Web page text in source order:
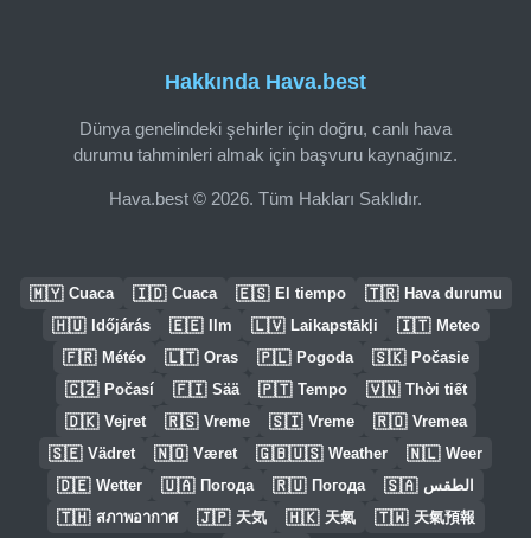
Hakkında Hava.best
Dünya genelindeki şehirler için doğru, canlı hava
durumu tahminleri almak için başvuru kaynağınız.
Hava.best © 2026. Tüm Hakları Saklıdır.
🇲🇾 Cuaca 🇮🇩 Cuaca 🇪🇸 El tiempo 🇹🇷 Hava durumu
🇭🇺 Időjárás 🇪🇪 Ilm 🇱🇻 Laikapstākļi 🇮🇹 Meteo
🇫🇷 Météo 🇱🇹 Oras 🇵🇱 Pogoda 🇸🇰 Počasie
🇨🇿 Počasí 🇫🇮 Sää 🇵🇹 Tempo 🇻🇳 Thời tiết
🇩🇰 Vejret 🇷🇸 Vreme 🇸🇮 Vreme 🇷🇴 Vremea
🇸🇪 Vädret 🇳🇴 Været 🇬🇧🇺🇸 Weather 🇳🇱 Weer
🇩🇪 Wetter 🇺🇦 Погода 🇷🇺 Погода 🇸🇦 الطقس
🇹🇭 สภาพอากาศ 🇯🇵 天気 🇭🇰 天氣 🇹🇼 天氣預報